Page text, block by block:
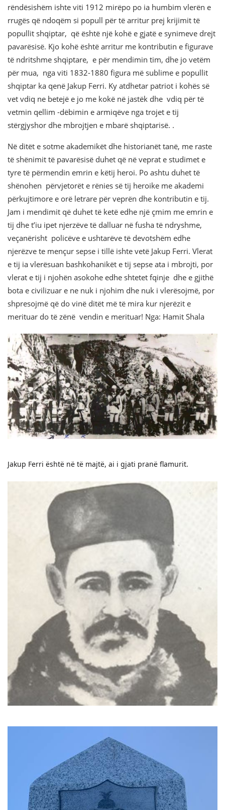
rëndësishëm ishte viti 1912 mirëpo po ia humbim vlerën e
rrugës që ndoqëm si popull për të arritur prej krijimit të
popullit shqiptar, që është një kohë e gjatë e synimeve drejt
pavarësisë. Kjo kohë është arritur me kontributin e figurave
të ndritshme shqiptare, e për mendimin tim, dhe jo vetëm
për mua, nga viti 1832-1880 figura më sublime e popullit
shqiptar ka qenë Jakup Ferri. Ky atdhetar patriot i kohës së
vet vdiq ne betejë e jo me kokë në jastëk dhe vdiq për të
vetmin qellim -dëbimin e armiqëve nga trojet e tij
stërgjyshor dhe mbrojtjen e mbarë shqiptarisë. .
Në ditët e sotme akademikët dhe historianët tanë, me raste
të shënimit të pavarësisë duhet që në veprat e studimet e
tyre të përmendin emrin e këtij heroi. Po ashtu duhet të
shënohen përvjetorët e rënies së tij heroike me akademi
përkujtimore e orë letrare për veprën dhe kontributin e tij.
Jam i mendimit që duhet të ketë edhe një çmim me emrin e
tij dhe t’iu ipet njerzëve të dalluar në fusha të ndryshme,
veçanërisht policëve e ushtarëve të devotshëm edhe
njerëzve te mençur sepse i tillë ishte vetë Jakup Ferri. Vlerat
e tij ia vlerësuan bashkohanikët e tij sepse ata i mbrojti, por
vlerat e tij i njohën asokohe edhe shtetet fqinje dhe e gjithë
bota e civilizuar e ne nuk i njohim dhe nuk i vlerësojmë, por
shpresojmë që do vinë ditët më të mira kur njerëzit e
merituar do të zënë vendin e merituar! Nga: Hamit Shala
Jakup Ferri është në të majtë, ai i gjati pranë flamurit.